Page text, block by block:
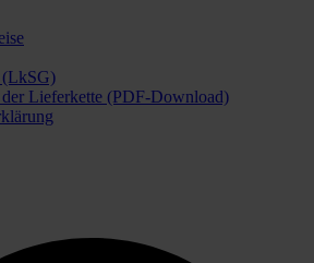
(LkSG)
Lieferkette (PDF-Download)